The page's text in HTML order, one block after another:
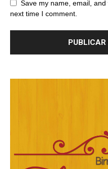
Save my name, email,
next time I comment.